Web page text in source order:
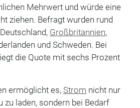
Mehrwert und würde eine
ziehen. Befragt wurden rund
Großbritannien,
und Schweden. Bei
die Quote mit sechs Prozent
ermöglicht es, Strom nicht nur
zu laden, sondern bei Bedarf